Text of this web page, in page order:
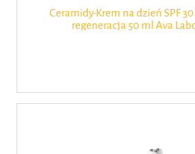
Ceramidy-Krem na dzień SPF
regeneracja 50 ml Ava